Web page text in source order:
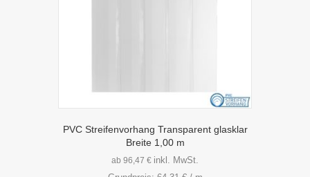
PVC Streifenvorhang Transparent glasklar
Breite 1,00 m
ab 96,47 € inkl. MwSt.